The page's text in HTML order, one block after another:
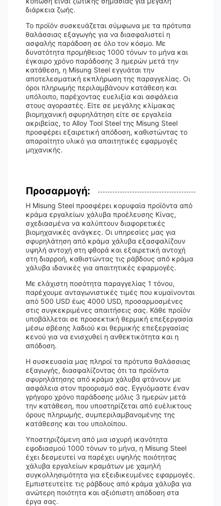
διάρκεια ζωής.
Το προϊόν συσκευάζεται σύμφωνα με τα πρότυπα
θαλάσσιας εξαγωγής για να διασφαλιστεί η
ασφαλής παράδοση σε όλο τον κόσμο. Με
δυνατότητα προμήθειας 1000 τόνων το μήνα και
έγκαιρο χρόνο παράδοσης 3 ημερών μετά την
κατάθεση, η Misung Steel εγγυάται την
αποτελεσματική εκπλήρωση της παραγγελίας. Οι
όροι πληρωμής περιλαμβάνουν κατάθεση και
υπόλοιπο, παρέχοντας ευελιξία και ασφάλεια
στους αγοραστές. Είτε σε μεγάλης κλίμακας
βιομηχανική σφυρηλάτηση είτε σε εργαλεία
ακριβείας, το Alloy Tool Steel της Misung Steel
προσφέρει εξαιρετική απόδοση, καθιστώντας το
απαραίτητο υλικό για απαιτητικές εφαρμογές
μηχανικής.
Προσαρμογή:
Η Misung Steel προσφέρει κορυφαία προϊόντα από
κράμα εργαλείων χάλυβα προέλευσης Κίνας,
σχεδιασμένα να καλύπτουν διαφορετικές
βιομηχανικές ανάγκες. Οι υπηρεσίες μας για
σφυρηλάτηση από κράμα χάλυβα εξασφαλίζουν
υψηλή αντοχή στη φθορά και εξαιρετική αντοχή
στη διαρροή, καθιστώντας τις ράβδους από κράμα
χάλυβα ιδανικές για απαιτητικές εφαρμογές.
Με ελάχιστη ποσότητα παραγγελίας 1 τόνου,
παρέχουμε ανταγωνιστικές τιμές που κυμαίνονται
από 500 USD έως 4000 USD, προσαρμοσμένες
στις συγκεκριμένες απαιτήσεις σας. Κάθε προϊόν
υποβάλλεται σε προσεκτική θερμική επεξεργασία
μέσω σβέσης λαδιού και θερμικής επεξεργασίας
κενού για να ενισχυθεί η ανθεκτικότητα και η
απόδοση.
Η συσκευασία μας πληροί τα πρότυπα θαλάσσιας
εξαγωγής, διασφαλίζοντας ότι τα προϊόντα
σφυρηλάτησης από κράμα χάλυβα φτάνουν με
ασφάλεια στον προορισμό σας. Εγγυόμαστε έναν
γρήγορο χρόνο παράδοσης μόλις 3 ημερών μετά
την κατάθεση, που υποστηρίζεται από ευέλικτους
όρους πληρωμής, συμπεριλαμβανομένης της
κατάθεσης και του υπολοίπου.
Υποστηριζόμενη από μια ισχυρή ικανότητα
εφοδιασμού 1000 τόνων το μήνα, η Misung Steel
έχει δεσμευτεί να παρέχει υψηλής ποιότητας
χάλυβα εργαλείων κραμάτων με χαμηλή
συγκολλησιμότητα για εξειδικευμένες εφαρμογές.
Εμπιστευτείτε τις ράβδους από κράμα χάλυβα για
ανώτερη ποιότητα και αξιόπιστη απόδοση στα
έργα σας.